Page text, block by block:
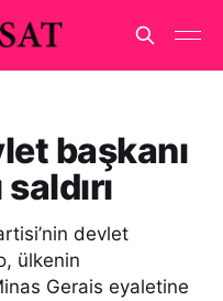
başkanı
devlet
ülkenin
Gerais eyaletine